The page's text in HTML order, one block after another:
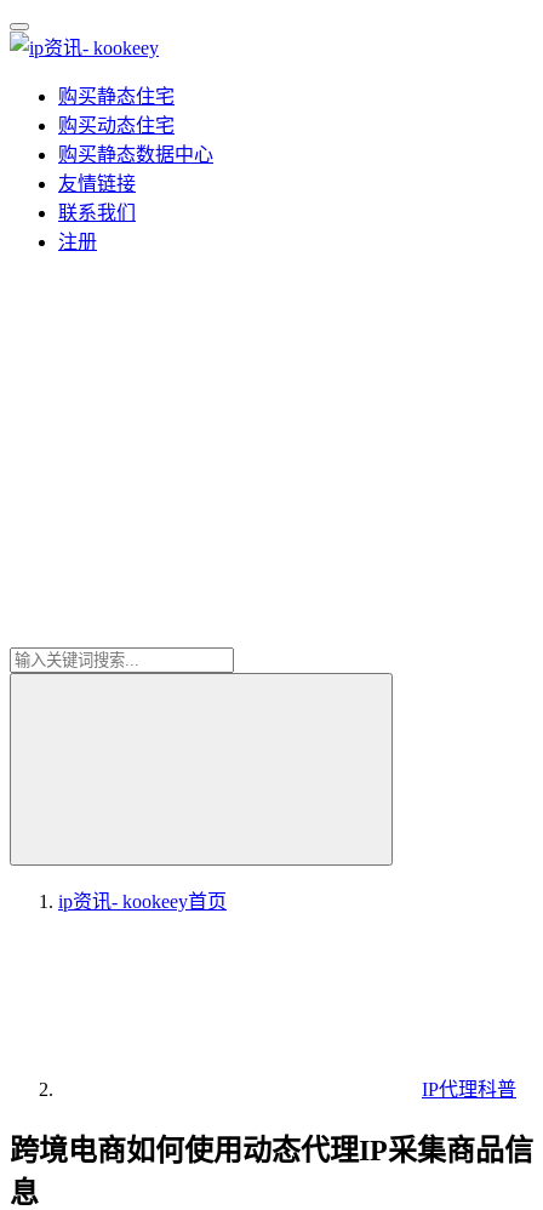
购买静态住宅
购买动态住宅
购买静态数据中心
友情链接
联系我们
注册
ip资讯- kookeey首页
IP代理科普
跨境电商如何使用动态代理IP采集商品信
息